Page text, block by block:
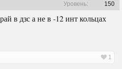
Уровень:
150
в дзс а не в -12 инт кольцах
1